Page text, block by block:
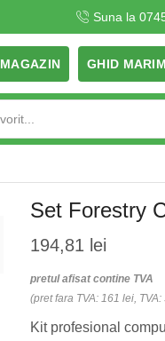
Suna la
MAGAZIN GHID
Set Forestry
194,81 lei
pretul afisat contine TVA
(pret fara TVA: 161 lei,
Kit profesional